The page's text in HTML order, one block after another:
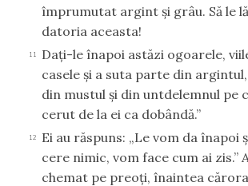
împrumutat argint şi grâu. Să le
datoria aceasta!
11
Daţi-le înapoi astăzi ogoarele,
casele şi a suta parte din
din mustul şi din untdelemnul pe
cerut de la ei ca dobândă.”
12
Ei au răspuns: „Le vom da înapoi
cere nimic, vom face cum ai zis.”
chemat pe preoţi, înaintea